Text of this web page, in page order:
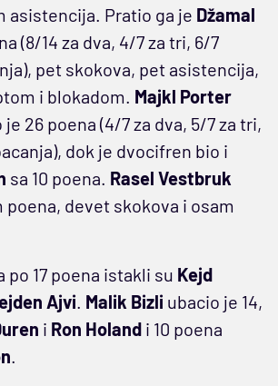
asistencija. Pratio ga je Džamal
(8/14 za dva, 4/7 za tri, 6/7
pet skokova, pet asistencija,
i blokadom. Majkl Porter
je 26 poena (4/7 za dva, 5/7 za tri,
dok je dvocifren bio i
sa 10 poena. Rasel Vestbruk
poena, devet skokova i osam
po 17 poena istakli su Kejd
Ajvi. Malik Bizli ubacio je 14,
i Ron Holand i 10 poena
.